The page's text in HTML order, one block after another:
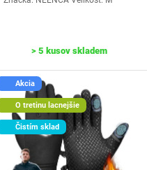
> 5 kusov skladem
Akcia
O tretinu lacnejšie
Čistím sklad